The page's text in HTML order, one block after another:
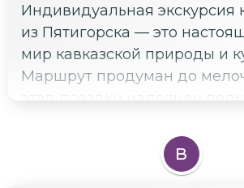
Индивидуальная экскурсия
из Пятигорска — это
мир кавказской природы и
Маршрут продуман до
этап поездки наполнен
продемонстрировала
профессионализма иВ